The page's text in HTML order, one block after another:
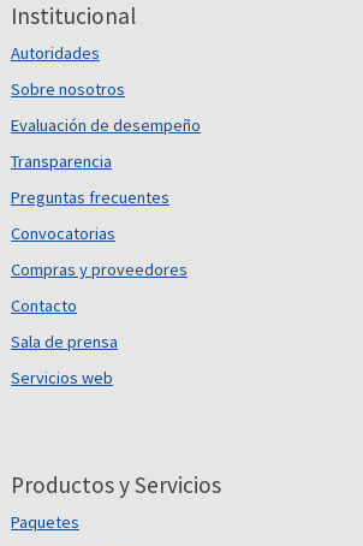
Institucional
Autoridades
Sobre nosotros
Evaluación de desempeño
Transparencia
Preguntas frecuentes
Convocatorias
Compras y proveedores
Contacto
Sala de prensa
Servicios web
Productos y Servicios
Paquetes